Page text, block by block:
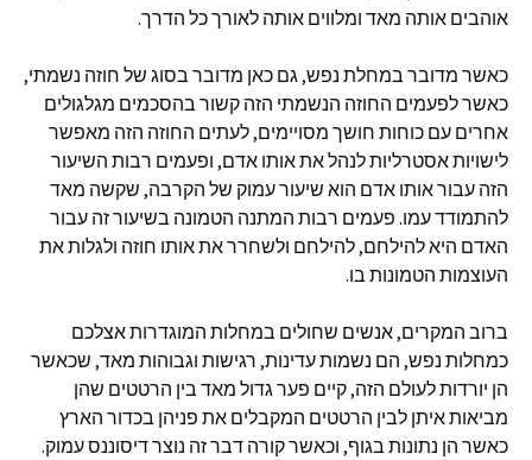
אוהבים אותה מאד ומלווים אותה לאורך כל הדרך.
כאשר מדובר במחלת נפש, גם כאן מדובר בסוג של חוזה נשמתי,
כאשר לפעמים החוזה הנשמתי הזה קשור בהסכמים מגלגולים
אחרים עם כוחות חושך מסויימים, לעתים החוזה הזה מאפשר
לישויות אסטרליות לנהל את אותו אדם, ופעמים רבות השיעור
הזה עבור אותו אדם הוא שיעור עמוק של הקרבה, שקשה מאד
להתמודד עמו. פעמים רבות המתנה הטמונה בשיעור זה עבור
האדם היא להילחם, להילחם ולשחרר את אותו חוזה ולגלות את
העוצמות הטמונות בו.
ברוב המקרים, אנשים שחולים במחלות המוגדרות אצלכם
כמחלות נפש, הם נשמות עדינות, רגישות וגבוהות מאד, שכאשר
הן יורדות לעולם הזה, קיים פער גדול מאד בין הרטטים שהן
מביאות איתן לבין הרטטים המקבלים את פניהן בכדור הארץ
כאשר הן נתונות בגוף, וכאשר קורה דבר זה נוצר דיסוננס עמוק.